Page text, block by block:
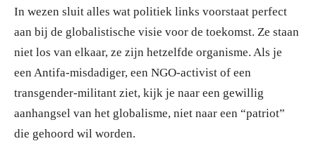
In wezen sluit alles wat politiek links voorstaat perfect
aan bij de globalistische visie voor de toekomst. Ze staan
niet los van elkaar, ze zijn hetzelfde organisme. Als je
een Antifa-misdadiger, een NGO-activist of een
transgender-militant ziet, kijk je naar een gewillig
aanhangsel van het globalisme, niet naar een “patriot”
die gehoord wil worden.